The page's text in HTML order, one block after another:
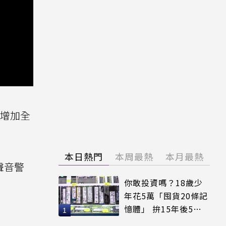
加全
音警
本日熱門 本周最熱 本月最熱
你敢投資嗎？18歲少
年花5萬「囤貨20條記
憶體」 拚15年後5倍